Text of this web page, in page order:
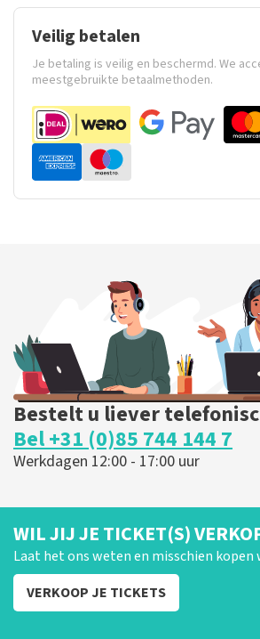
Veilig betalen
Je betaling is veilig en beschermd. We
meestgebruikte betaalmethoden.
Bestelt u liever
Bel +31 (0)85 744 144 7
Werkdagen 12:00 - 17:00 uur
WIL JIJ JE TICKET(S)
Laat het ons weten en misschien kopen
VERKOOP JE TICKETS